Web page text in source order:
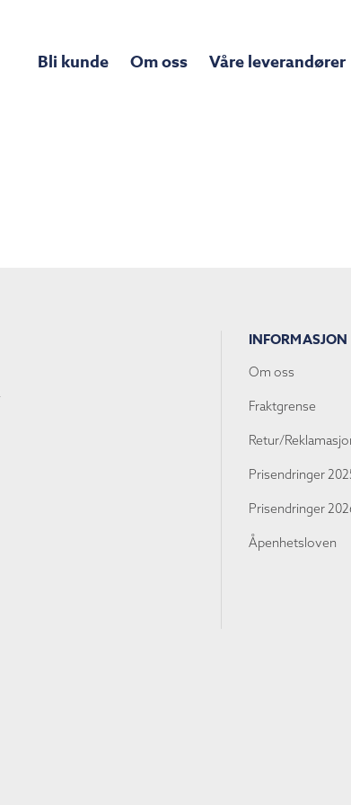
Bli kunde Om oss Våre leverandører
INFORMASJON
Om oss
Fraktgrense
Retur/
Prisendringer
Prisendringer
Åpenhetsloven